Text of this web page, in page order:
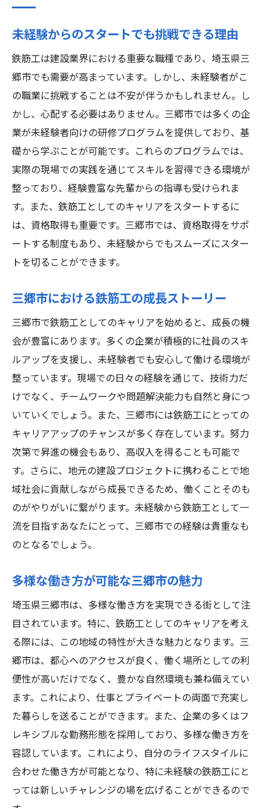
未経験からのスタートでも挑戦できる理由
鉄筋工は建設業界における重要な職種であり、埼玉県三
郷市でも需要が高まっています。しかし、未経験者がこ
の職業に挑戦することは不安が伴うかもしれません。し
かし、心配する必要はありません。三郷市では多くの企
業が未経験者向けの研修プログラムを提供しており、基
礎から学ぶことが可能です。これらのプログラムでは、
実際の現場での実践を通じてスキルを習得できる環境が
整っており、経験豊富な先輩からの指導も受けられま
す。また、鉄筋工としてのキャリアをスタートするに
は、資格取得も重要です。三郷市では、資格取得をサポ
ートする制度もあり、未経験からでもスムーズにスター
トを切ることができます。
三郷市における鉄筋工の成長ストーリー
三郷市で鉄筋工としてのキャリアを始めると、成長の機
会が豊富にあります。多くの企業が積極的に社員のスキ
ルアップを支援し、未経験者でも安心して働ける環境が
整っています。現場での日々の経験を通じて、技術力だ
けでなく、チームワークや問題解決能力も自然と身につ
いていくでしょう。また、三郷市には鉄筋工にとっての
キャリアアップのチャンスが多く存在しています。努力
次第で昇進の機会もあり、高収入を得ることも可能で
す。さらに、地元の建設プロジェクトに携わることで地
域社会に貢献しながら成長できるため、働くことそのも
のがやりがいに繋がります。未経験から鉄筋工として一
流を目指すあなたにとって、三郷市での経験は貴重なも
のとなるでしょう。
多様な働き方が可能な三郷市の魅力
埼玉県三郷市は、多様な働き方を実現できる街として注
目されています。特に、鉄筋工としてのキャリアを考え
る際には、この地域の特性が大きな魅力となります。三
郷市は、都心へのアクセスが良く、働く場所としての利
便性が高いだけでなく、豊かな自然環境も兼ね備えてい
ます。これにより、仕事とプライベートの両面で充実し
た暮らしを送ることができます。また、企業の多くはフ
レキシブルな勤務形態を採用しており、多様な働き方を
容認しています。これにより、自分のライフスタイルに
合わせた働き方が可能となり、特に未経験の鉄筋工にと
っては新しいチャレンジの場を広げることができるので